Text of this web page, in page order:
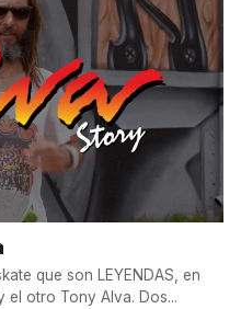
que son LEYENDAS, en
el otro Tony Alva. Dos...